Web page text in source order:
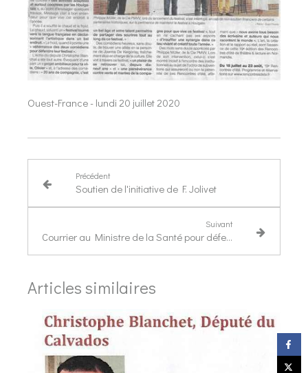
Ouest-France - lundi 20 juillet 2020
Précédent
Soutien de l'initiative de F. Jolivet
Suivant
Courrier au Ministre de la Santé pour défendre et faire valoir le travail des personnels soignants de l'hôpital de Cricqueboeuf
Articles similaires